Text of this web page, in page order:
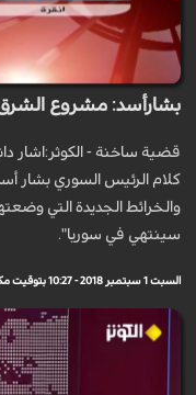
بشارأسد: مشروع
قضية ساخنة - الكوثر:اشار
كلام الرئيس السوري بشار
والخرائط الجديدة التي
سينتهي في سوريا".
السبت 1 سبتمبر 2018 - 10:27 بتوقيت مكة